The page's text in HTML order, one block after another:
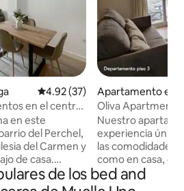
Calificación promedio: 4.92 de
4.92 (37)
en el centro
en este
del Perchel,
del Carmen y
de casa.
gratis
algo antes de
Apartamento en
Oliva Apartments
Apartme...
Nuestro
experiencia única
las comodidades
como en casa,
con un estilo
lindos detalles en
de los bed and